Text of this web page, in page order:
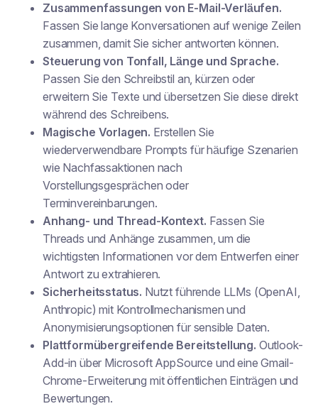
Zusammenfassungen von E-Mail-Verläufen.
Fassen Sie lange Konversationen auf wenige Zeilen
zusammen, damit Sie sicher antworten können.
Steuerung von Tonfall, Länge und Sprache.
Passen Sie den Schreibstil an, kürzen oder
erweitern Sie Texte und übersetzen Sie diese direkt
während des Schreibens.
Magische Vorlagen. Erstellen Sie
wiederverwendbare Prompts für häufige Szenarien
wie Nachfassaktionen nach
Vorstellungsgesprächen oder
Terminvereinbarungen.
Anhang- und Thread-Kontext. Fassen Sie
Threads und Anhänge zusammen, um die
wichtigsten Informationen vor dem Entwerfen einer
Antwort zu extrahieren.
Sicherheitsstatus. Nutzt führende LLMs (OpenAI,
Anthropic) mit Kontrollmechanismen und
Anonymisierungsoptionen für sensible Daten.
Plattformübergreifende Bereitstellung. Outlook-
Add-in über Microsoft AppSource und eine Gmail-
Chrome-Erweiterung mit öffentlichen Einträgen und
Bewertungen.